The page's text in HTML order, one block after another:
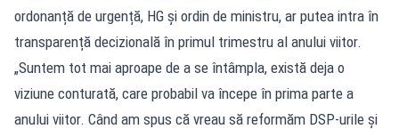
ordonanță de urgență, HG și ordin de ministru, ar putea intra în
transparență decizională în primul trimestru al anului viitor.
„Suntem tot mai aproape de a se întâmpla, există deja o
viziune conturată, care probabil va începe în prima parte a
anului viitor. Când am spus că vreau să reformăm DSP-urile și